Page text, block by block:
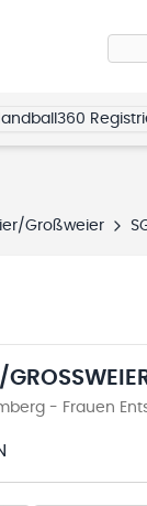
Großweier
- Frauen